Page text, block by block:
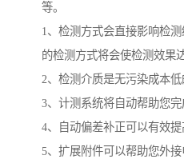
等。
1、检测方式会直接影响检
的检测方式将会使检测效果
2、检测介质是无污染成本低
3、计测系统将自动帮助您完
4、自动偏差补正可以有效提
5、扩展附件可以帮助您外